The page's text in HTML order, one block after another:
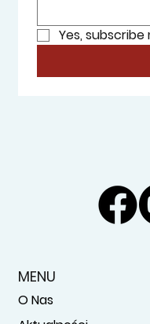
Yes,
MENU
O Nas